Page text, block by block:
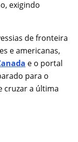
exigindo
de fronteira
e americanas,
e o portal
para o
cruzar a última